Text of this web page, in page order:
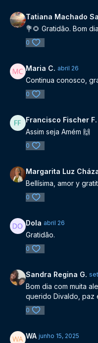
Tatiana Machado
💐🌻 Gratidão. Bom
0
Maria C. abril 26
Continua conosco,
0
Francisco Fischer F.
Assim seja Amém 🙌
0
Margarita Luz
Bellísima, amor y
0
Dola abril 26
Gratidão.
0
Sandra Regina G.
Bom dia com muita
querido Divaldo, paz
0
WA junho 15, 2025